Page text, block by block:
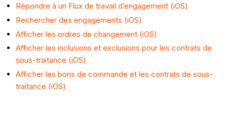
Répondre à un Flux de travail d’engagement (iOS)
Rechercher des engagements (iOS)
Afficher les ordres de changement (iOS)
Afficher les inclusions et exclusions pour les contrats de
sous-traitance (iOS)
Afficher les bons de commande et les contrats de sous-
traitance (iOS)